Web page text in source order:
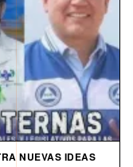
NUEVAS IDEAS